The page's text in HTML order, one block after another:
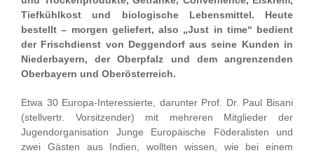
Tiefkühlkost und biologische Lebensmittel. Heute
bestellt – morgen geliefert, also „Just in time“ bedient
der Frischdienst von Deggendorf aus seine Kunden in
Niederbayern, der Oberpfalz und dem angrenzenden
Oberbayern und Oberösterreich.
Etwa 30 Europa-Interessierte, darunter Prof. Dr. Paul Bisani
(stellvertr. Vorsitzender) mit mehreren Mitglieder der
Jugendorganisation Junge Europäische Föderalisten und
zwei Gästen aus Indien, wollten wissen, wie bei einem